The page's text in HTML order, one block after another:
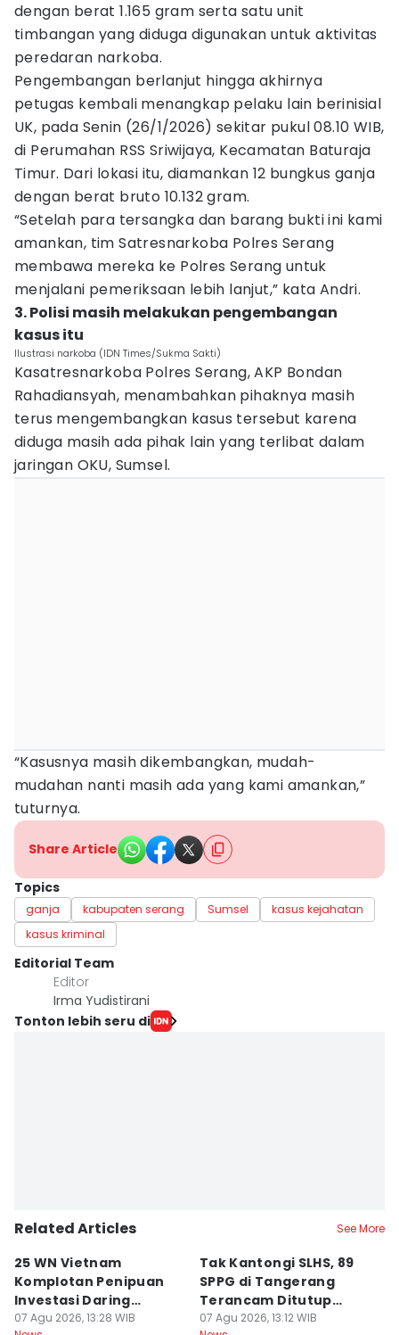
dengan berat 1.165 gram serta satu unit
timbangan yang diduga digunakan untuk aktivitas
peredaran narkoba.
Pengembangan berlanjut hingga akhirnya
petugas kembali menangkap pelaku lain berinisial
UK, pada Senin (26/1/2026) sekitar pukul 08.10 WIB,
di Perumahan RSS Sriwijaya, Kecamatan Baturaja
Timur. Dari lokasi itu, diamankan 12 bungkus ganja
dengan berat bruto 10.132 gram.
“Setelah para tersangka dan barang bukti ini kami
amankan, tim Satresnarkoba Polres Serang
membawa mereka ke Polres Serang untuk
menjalani pemeriksaan lebih lanjut,” kata Andri.
3. Polisi masih melakukan pengembangan
kasus itu
Ilustrasi narkoba (IDN Times/Sukma Sakti)
Kasatresnarkoba Polres Serang, AKP Bondan
Rahadiansyah, menambahkan pihaknya masih
terus mengembangkan kasus tersebut karena
diduga masih ada pihak lain yang terlibat dalam
jaringan OKU, Sumsel.
“Kasusnya masih dikembangkan, mudah-
mudahan nanti masih ada yang kami amankan,”
tuturnya.
Share Article
Topics
ganja kabupaten serang Sumsel
kasus kejahatan
kasus kriminal
Editorial Team
Editor
Irma Yudistirani
Tonton lebih seru di
Related Articles See More
25 WN Vietnam
Komplotan Penipuan
Investasi Daring
Dideportasi
07 Agu 2026, 13:28 WIB
Tak Kantongi SLHS, 89
SPPG di Tangerang
Terancam Ditutup
Permanen
07 Agu 2026, 13:12 WIB